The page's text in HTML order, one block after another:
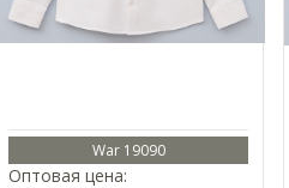
War 19090
Оптовая цена: